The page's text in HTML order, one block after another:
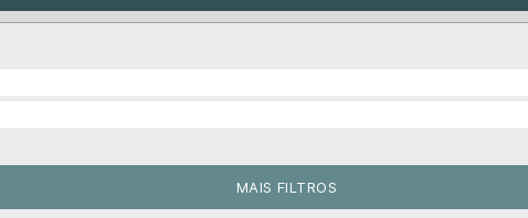
MAIS FILTROS